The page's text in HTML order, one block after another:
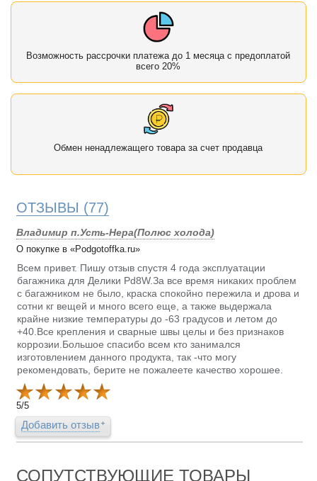
Возможность рассрочки платежа до 1 месяца с предоплатой
всего 20%
Обмен ненадлежащего товара за счет продавца
ОТЗЫВЫ (77)
Владимир п.Усть-Нера(Полюс холода)
О покупке в «Podgotoffka.ru»
Всем привет. Пишу отзыв спустя 4 года эксплуатации
багажника для Делики Pd8W.За все время никаких проблем
с багажником не было, краска спокойно пережила и дрова и
сотни кг вещей и много всего еще, а также выдержала
крайне низкие температуры до -63 градусов и летом до
+40.Все крепления и сварные швы целы и без признаков
коррозии.Большое спасибо всем кто занимался
изготовлением данного продукта, так -что могу
рекомендовать, берите не пожалеете качество хорошее.
5/5
Добавить отзыв
СОПУТСТВУЮЩИЕ ТОВАРЫ